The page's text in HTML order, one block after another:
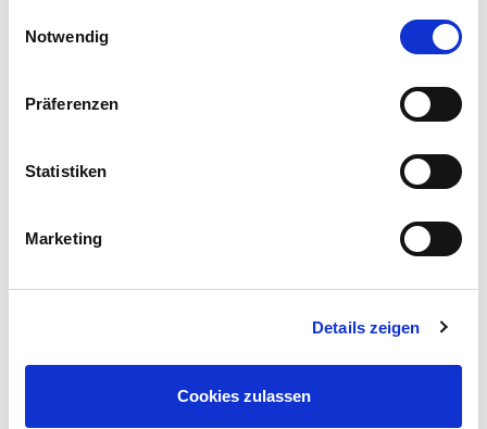
Notwendig
Präferenzen
Statistiken
Marketing
Details zeigen
Cookies zulassen
Empfangstresen für Patientinnen und Patienten soll dazu
beitragen, den Notfall-Service für die Bevölkerung weiter
die wegen eines Notfalls ins St. Marien-Krankenhaus
kommen. Dort erfolgt eine erste Einschätzung der
Beschwerden und eine Entscheidung darüber, ob eine